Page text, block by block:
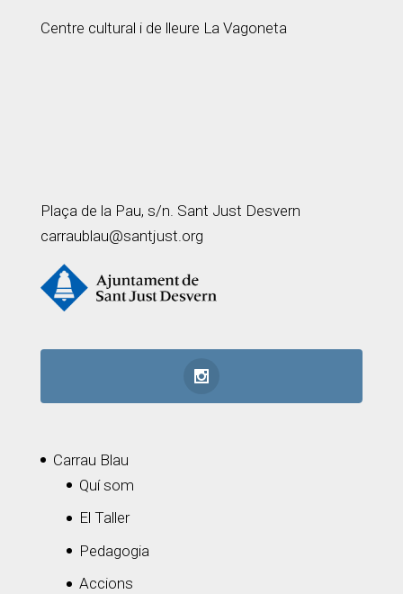
Centre cultural i de lleure La Vagoneta
Plaça de la Pau, s/n. Sant Just Desvern
carraublau@santjust.org
Carrau Blau
Quí som
El Taller
Pedagogia
Accions